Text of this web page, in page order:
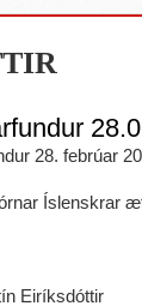
28. febrúar
Íslenskrar
Eiríksdóttir